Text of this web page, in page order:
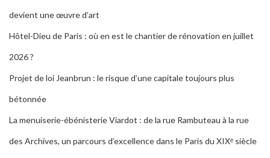
devient une œuvre d’art
Hôtel-Dieu de Paris : où en est le chantier de rénovation en juillet
2026 ?
Projet de loi Jeanbrun : le risque d’une capitale toujours plus
bétonnée
La menuiserie-ébénisterie Viardot : de la rue Rambuteau à la rue
des Archives, un parcours d’excellence dans le Paris du XIXᵉ siècle